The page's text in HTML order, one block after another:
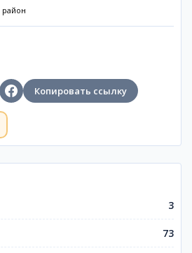
Копировать ссылку
3
73